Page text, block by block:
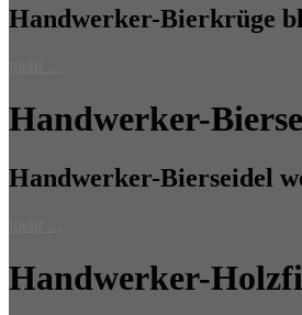
Handwerker-Bierkrüge
Handwerker-
Handwerker-Bierseidel
Handwerker-